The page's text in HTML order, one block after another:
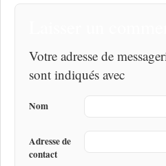
Votre adresse de
sont indiqués avec
Nom
Adresse de
contact